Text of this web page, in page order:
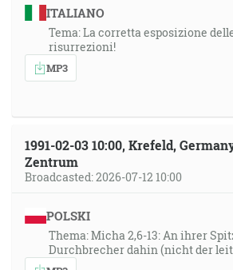
ITALIANO
Tema: La corretta esposizione
risurrezioni!
MP3
1991-02-03 10:00, Krefeld,
Zentrum
Broadcasted: 2026-07-12 10:00
POLSKI
Thema: Micha 2,6-13: An ihrer
Durchbrecher dahin (nicht der